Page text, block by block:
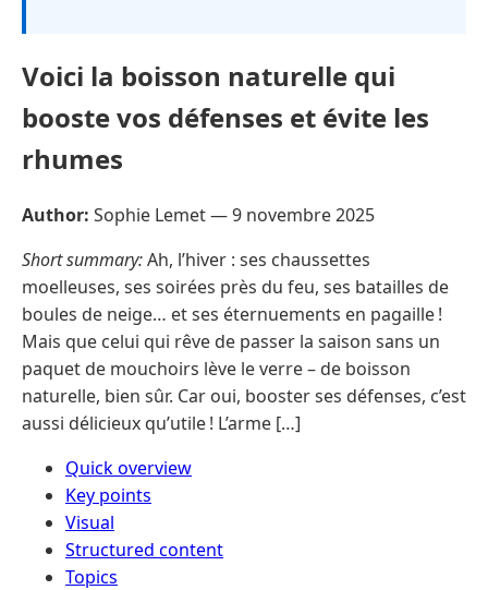
Voici la boisson naturelle qui
booste vos défenses et évite les
rhumes
Author: Sophie Lemet —9 novembre 2025
Short summary:Ah, l’hiver : ses chaussettes
moelleuses, ses soirées près du feu, ses batailles de
boules de neige… et ses éternuements en pagaille !
Mais que celui qui rêve de passer la saison sans un
paquet de mouchoirs lève le verre – de boisson
naturelle, bien sûr. Car oui, booster ses défenses, c’est
aussi délicieux qu’utile ! L’arme […]
Quick overview
Key points
Visual
Structured content
Topics